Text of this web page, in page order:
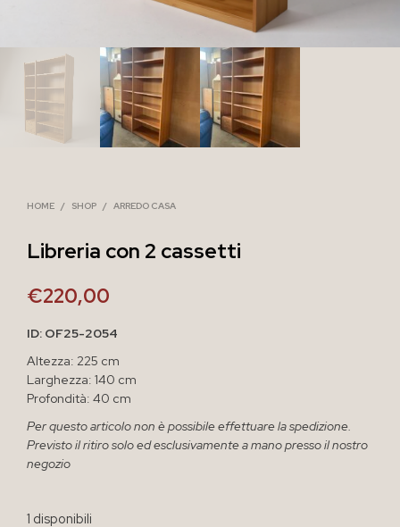
HOME / SHOP / ARREDO CASA
Libreria con 2 cassetti
€220,00
ID: OF25-2054
Altezza: 225 cm
Larghezza: 140 cm
Profondità: 40 cm
Per questo articolo non è possibile effettuare la spedizione.
Previsto il ritiro solo ed esclusivamente a mano presso il nostro
negozio
1 disponibili